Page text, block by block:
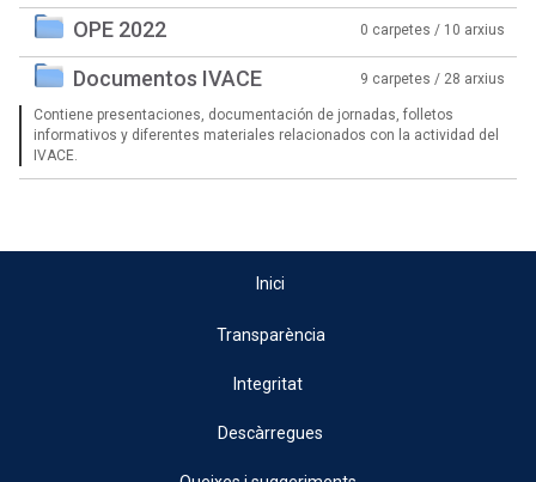
OPE 2022 0 carpetes / 10 arxius
Documentos IVACE 9 carpetes / 28 arxius
Contiene presentaciones, documentación de jornadas, folletos
informativos y diferentes materiales relacionados con la actividad del
IVACE.
Inici
Transparència
Integritat
Descàrregues